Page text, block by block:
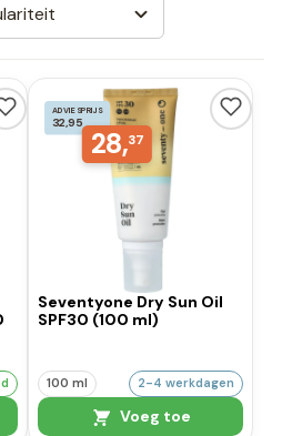
ADVIESPRIJS
32,95
28,37
Seventyone Dry Sun Oil
SPF30 (100 ml)
100 ml 2-4 werkdagen
Voeg toe